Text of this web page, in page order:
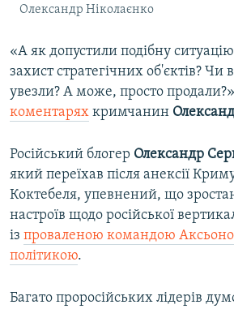
Олександр Ніколаєнко
«А як допустили подібну
захист стратегічних об'єктів? Чи
увезли? А може, просто
коментарях кримчанин
Російський блогер Олександр
який переїхав після анексії
Коктебеля, упевнений, що
настроїв щодо російської
із проваленою командою
політикою.
Багато проросійських лідерів